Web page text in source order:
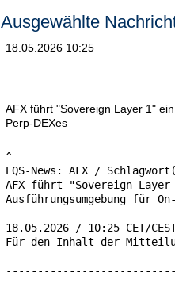
Ausgewählte
18.05.2026 10:25
AFX führt "Sovereign Layer 1"
Perp-DEXes
^
EQS-News: AFX /
AFX führt "Sovereign
Ausführungsumgebung für
18.05.2026 / 10:25 CET/
Für den Inhalt der